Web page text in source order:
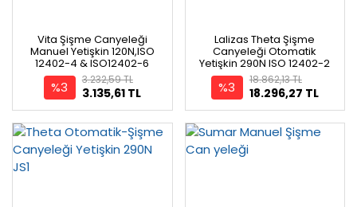
Vita Şişme Canyeleği
Manuel Yetişkin 120N,ISO
12402-4 & ISO12402-6
%3 3.135,61 TL
3.232,59 TL
Lalizas Theta Şişme
Canyeleği Otomatik
Yetişkin 290N ISO 12402-2
Hammar MA1
%3 18.296,27 TL
18.862,13 TL